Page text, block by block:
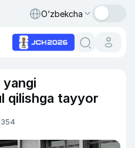
O‘zbekcha
yangi
qilishga tayyor
354